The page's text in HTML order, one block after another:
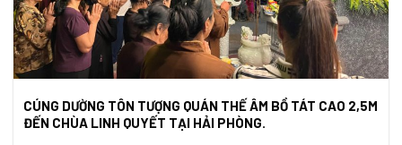
CÚNG DƯỜNG TÔN TƯỢNG QUÁN THẾ ÂM BỒ TÁT CAO 2,5M
ĐẾN CHÙA LINH QUYẾT TẠI HẢI PHÒNG.